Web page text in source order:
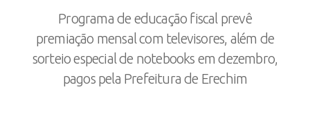
Programa de educação fiscal prevê
premiação mensal com televisores, além de
sorteio especial de notebooks em dezembro,
pagos pela Prefeitura de Erechim